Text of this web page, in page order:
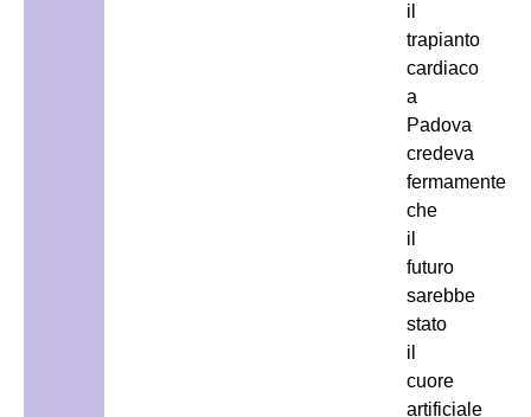
il
trapianto
cardiaco
a
Padova
credeva
fermamente
che
il
futuro
sarebbe
stato
il
cuore
artificiale